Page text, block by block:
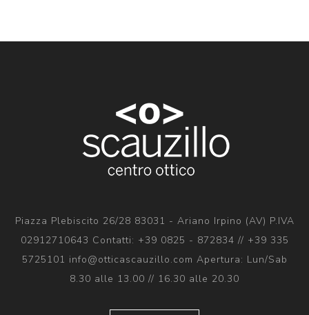
Piazza Plebiscito 26/28 83031 - Ariano Irpino (AV) P.IVA
02912710643 Contatti: +39 0825 - 872834 // +39 335
5725101 info@otticascauzillo.com Apertura: Lun/Sab
8.30 alle 13.00 // 16.30 alle 20.30